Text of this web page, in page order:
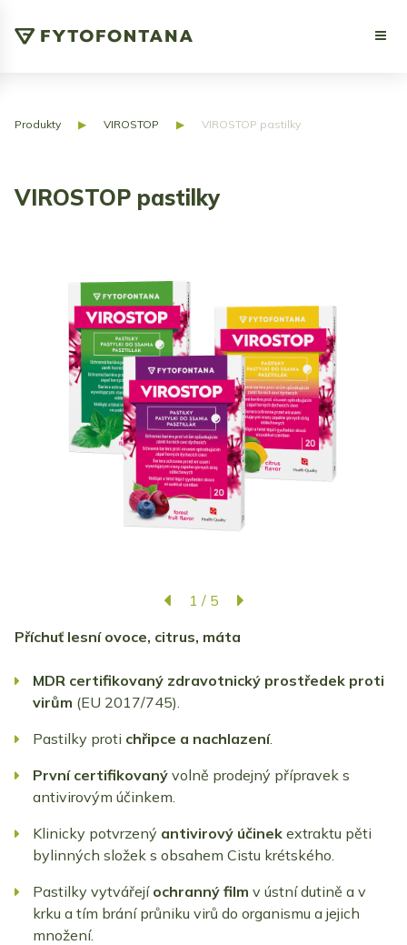
Produkty ▶ VIROSTOP ▶ VIROSTOP pastilky
VIROSTOP pastilky
1 / 5
Příchuť lesní ovoce, citrus, máta
MDR certifikovaný zdravotnický prostředek proti
virům (EU 2017/745).
Pastilky proti chřipce a nachlazení.
První certifikovaný volně prodejný přípravek s
antivirovým účinkem.
Klinicky potvrzený antivirový účinek extraktu pěti
bylinných složek s obsahem Cistu krétského.
Pastilky vytvářejí ochranný film v ústní dutině a v
krku a tím brání průniku virů do organismu a jejich
množení.